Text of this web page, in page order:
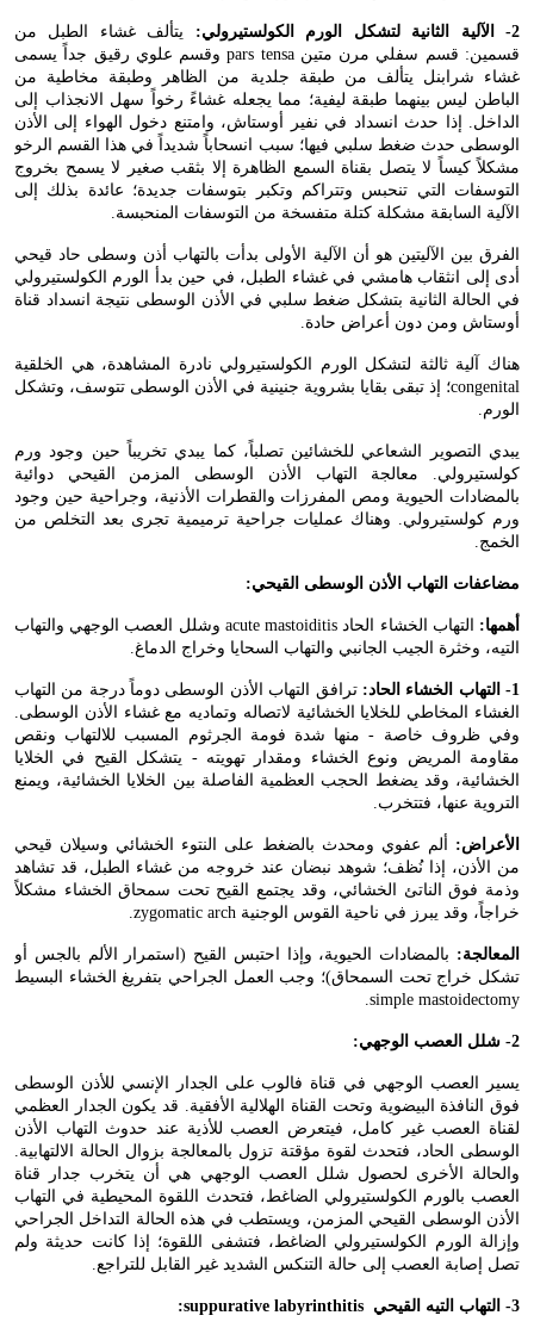
2- الآلية الثانية لتشكل الورم الكولستيرولي:
يتألف غشاء الطبل من
قسمين: قسم سفلي مرن متينpars tensaوقسم علوي رقيق جداً يسمى
غشاء شرابنل يتألف من طبقة جلدية من الظاهر وطبقة مخاطية من
الباطن ليس بينهما طبقة ليفية؛ مما يجعله غشاءً رخواً سهل الانجذاب إلى
الداخل. إذا حدث انسداد في نفير أوستاش، وامتنع دخول الهواء إلى الأذن
الوسطى حدث ضغط سلبي فيها؛ سبب انسحاباً شديداً في هذا القسم الرخو
مشكلاً كيساً لا يتصل بقناة السمع الظاهرة إلا بثقب صغير لا يسمح بخروج
التوسفات التي تنحبس وتتراكم وتكبر بتوسفات جديدة؛ عائدة بذلك إلى
الآلية السابقة مشكلة كتلة متفسخة من التوسفات المنحبسة.
الفرق بين الآليتين هو أن الآلية الأولى بدأت بالتهاب أذن وسطى حاد قيحي
أدى إلى انثقاب هامشي في غشاء الطبل، في حين بدأ الورم الكولستيرولي
في الحالة الثانية بتشكل ضغط سلبي في الأذن الوسطى نتيجة انسداد قناة
أوستاش ومن دون أعراض حادة.
هناك آلية ثالثة لتشكل الورم الكولستيرولي نادرة المشاهدة، هي الخلقية
congenital؛ إذ تبقى بقايا بشروية جنينية في الأذن الوسطى تتوسف، وتشكل
الورم.
يبدي التصوير الشعاعي للخشائين تصلباً، كما يبدي تخريباً حين وجود ورم
كولستيرولي. معالجة التهاب الأذن الوسطى المزمن القيحي دوائية
بالمضادات الحيوية ومص المفرزات والقطرات الأذنية، وجراحية حين وجود
ورم كولستيرولي. وهناك عمليات جراحية ترميمية تجرى بعد التخلص من
الخمج.
مضاعفات التهاب الأذن الوسطى القيحي:
أهمها: التهاب الخشاء الحاد acute mastoiditis وشلل العصب الوجهي والتهاب
التيه، وخثرة الجيب الجانبي والتهاب السحايا وخراج الدماغ.
1- التهاب الخشاء الحاد:
ترافق التهاب الأذن الوسطى دوماً درجة من التهاب
الغشاء المخاطي للخلايا الخشائية لاتصاله وتماديه مع غشاء الأذن الوسطى.
وفي ظروف خاصة - منها شدة فومة الجرثوم المسبب للالتهاب ونقص
مقاومة المريض ونوع الخشاء ومقدار تهويته - يتشكل القيح في الخلايا
الخشائية، وقد يضغط الحجب العظمية الفاصلة بين الخلايا الخشائية، ويمنع
التروية عنها، فتتخرب.
الأعراض: ألم عفوي ومحدث بالضغط على النتوء الخشائي وسيلان قيحي
من الأذن، إذا نُظف؛ شوهد نبضان عند خروجه من غشاء الطبل، قد تشاهد
وذمة فوق الناتئ الخشائي، وقد يجتمع القيح تحت سمحاق الخشاء مشكلاً
خراجاً، وقد يبرز في ناحية القوس الوجنية zygomatic arch
.
المعالجة: بالمضادات الحيوية، وإذا احتبس القيح (استمرار الألم بالجس أو
تشكل خراج تحت السمحاق)؛ وجب العمل الجراحي بتفريغ الخشاء البسيط
simple mastoidectomy
.
2- شلل العصب الوجهي:
يسير العصب الوجهي في قناة فالوب على الجدار الإنسي للأذن الوسطى
فوق النافذة البيضوية وتحت القناة الهلالية الأفقية. قد يكون الجدار العظمي
لقناة العصب غير كامل، فيتعرض العصب للأذية عند حدوث التهاب الأذن
الوسطى الحاد، فتحدث لقوة مؤقتة تزول بالمعالجة بزوال الحالة الالتهابية.
والحالة الأخرى لحصول شلل العصب الوجهي هي أن يتخرب جدار قناة
العصب بالورم الكولستيرولي الضاغط، فتحدث اللقوة المحيطية في التهاب
الأذن الوسطى القيحي المزمن، ويستطب في هذه الحالة التداخل الجراحي
وإزالة الورم الكولستيرولي الضاغط، فتشفى اللقوة؛ إذا كانت حديثة ولم
تصل إصابة العصب إلى حالة التنكس الشديد غير القابل للتراجع.
3- التهاب التيه القيحي :suppurative labyrinthitis